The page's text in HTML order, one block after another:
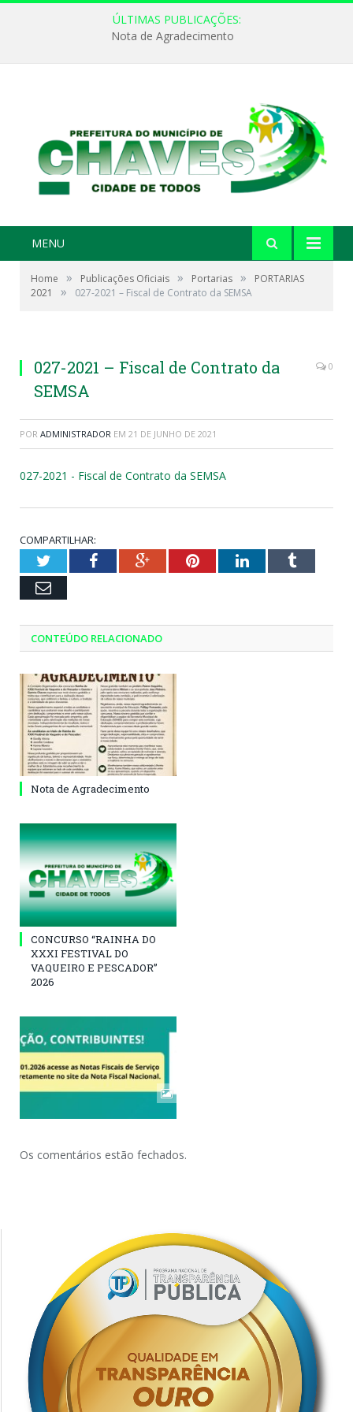
ÚLTIMAS PUBLICAÇÕES:
Nota de Agradecimento
MENU
Home » Publicações Oficiais » Portarias »
PORTARIAS
2021
» 027-2021 – Fiscal de Contrato da SEMSA
027-2021 – Fiscal de Contrato da
SEMSA
0
POR ADMINISTRADOR EM 21 DE JUNHO DE 2021
027-2021 - Fiscal de Contrato da SEMSA
COMPARTILHAR:
TwitterFacebookGoogle+PinterestLinkedInTumblr
Email
CONTEÚDO RELACIONADO
Nota de Agradecimento
CONCURSO “RAINHA DO
XXXI FESTIVAL DO
VAQUEIRO E PESCADOR”
2026
Os comentários estão fechados.